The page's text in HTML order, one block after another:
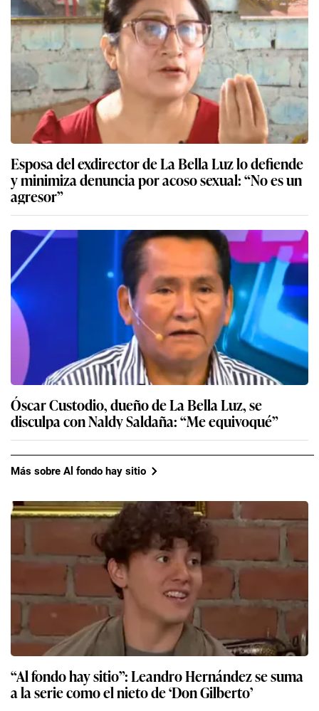
Esposa del exdirector de La Bella Luz lo defiende
y minimiza denuncia por acoso sexual: “No es un
agresor”
Óscar Custodio, dueño de La Bella Luz, se
disculpa con Naldy Saldaña: “Me equivoqué”
Más sobre Al fondo hay sitio
“Al fondo hay sitio”: Leandro Hernández se suma
a la serie como el nieto de ‘Don Gilberto’